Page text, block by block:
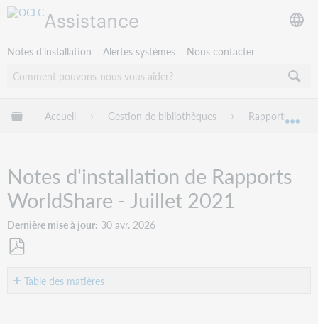
Assistance
Notes d’installation Alertes systèmes Nous contacter
Développer/réduire la hiérarchie globale
Accueil Gestion de bibliothèques Rapports
Notes d'installation de Rapports
WorldShare - Juillet 2021
Dernière mise à jour 30 avr. 2026
en Table des matières